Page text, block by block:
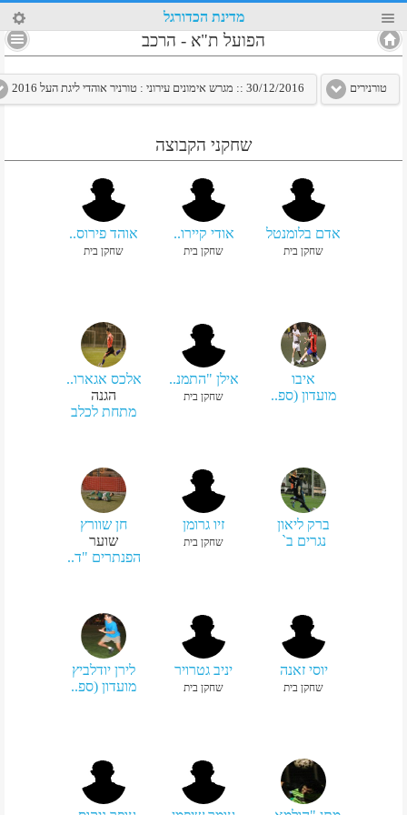
90 מדינת הכדורגל
הפועל ת"א - הרכב
טורנירים 30/12/2016 :: מגרש אימונים עירוני : טורניר אוהדי ליגת העל 2016
שחקני הקבוצה
אדם בלומנטל
שחקן בית
אודי קיירו..
שחקן בית
אוהד פירוס..
שחקן בית
איבו
מועדון (ספ..
אילן "התמנ..
שחקן בית
אלכס אגארו..
הגנה
מתחת לכלב
ברק ליאון
נגרים ב`
זיו גרומן
שחקן בית
חן שוורץ
שוער
הפנתרים "ד..
יוסי זאנה
שחקן בית
יניב גטרויר
שחקן בית
לירן יודלביץ
מועדון (ספ..
4